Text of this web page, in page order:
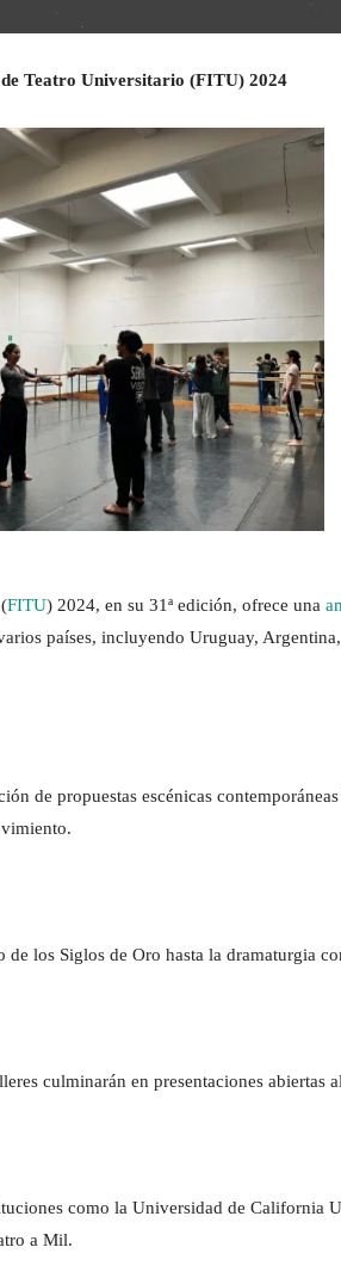
Teatro Universitario (FITU) 2024
FITU) 2024, en su 31ª edición, ofrece una
países, incluyendo Uruguay,
de propuestas escénicas
los Siglos de Oro hasta la dramaturgia
culminarán en presentaciones abiertas
como la Universidad de California
a Mil.